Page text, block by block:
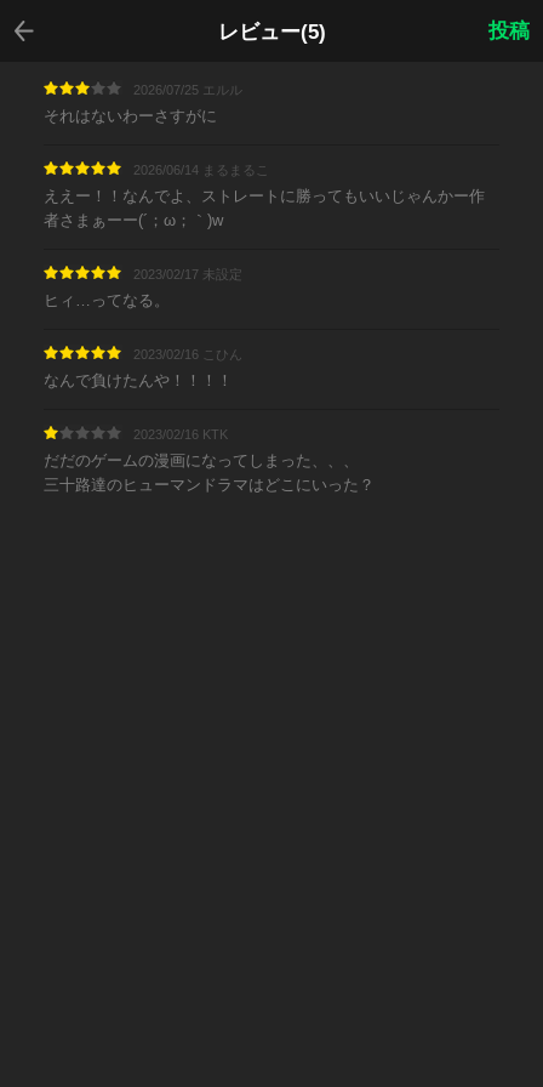
レビュー(5)
戻る
投稿
2026/07/25 エルル
それはないわーさすがに
2026/06/14 まるまるこ
ええー！！なんでよ、ストレートに勝ってもいいじゃんかー作
者さまぁーー(´；ω；｀)w
2023/02/17 未設定
ヒィ…ってなる。
2023/02/16 こひん
なんで負けたんや！！！！
2023/02/16 KTK
だだのゲームの漫画になってしまった、、、
三十路達のヒューマンドラマはどこにいった？